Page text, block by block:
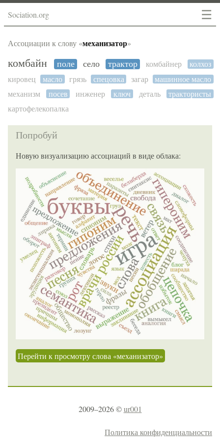
☰
Sociation.org
Ассоциации к слову «механизатор»
комбайн поле село трактор комбайнер
колхоз
кировец
масло грязь спецовка загар
машинное масло
механизм
посев инженер ключ деталь
трактористы
картофелекопалка
Попробуй
Новую визуализацию ассоциаций в виде облака:
Перейти к просмотру слова «механизатор»
2009–2026 ©ur001
Политика конфиденциальности